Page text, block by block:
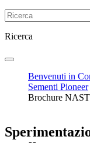
Ricerca
Benvenuti in
Sementi Pioneer
Brochure